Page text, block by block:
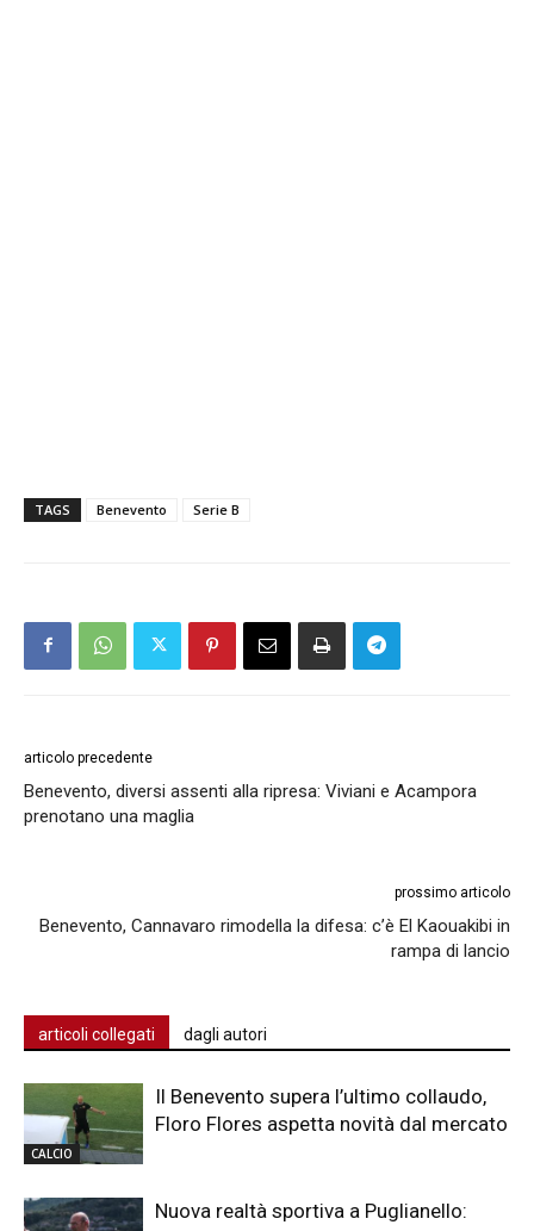
TAGS Benevento Serie B
articolo precedente
Benevento, diversi assenti alla ripresa: Viviani e Acampora
prenotano una maglia
prossimo articolo
Benevento, Cannavaro rimodella la difesa: c’è El Kaouakibi in
rampa di lancio
articoli collegati dagli autori
CALCIO
Il Benevento supera l’ultimo collaudo,
Floro Flores aspetta novità dal mercato
Nuova realtà sportiva a Puglianello: